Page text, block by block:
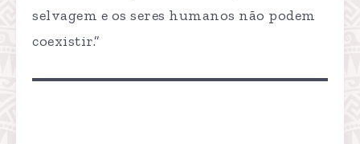
selvagem e os seres humanos não podem
coexistir.”